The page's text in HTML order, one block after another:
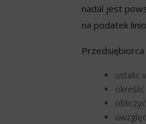
nadal jest
na podatek
ustalić